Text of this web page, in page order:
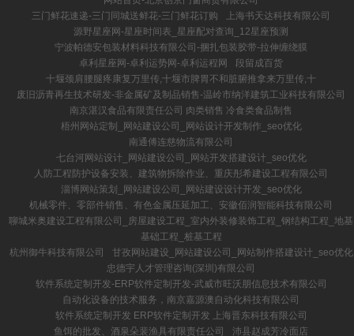
三门鲜花速递-三门同城送鲜花-三门鲜花订购
上海书天达科技有限公司
源野星座网-星座时间表_星座配对查询_12星座预测
宁波帕德安包装材料科技有限公司-捆扎包装胶带-拉伸缠绕膜
卓利星座网-卓利运势网-卓利运程网
段留成百货
十堰颈肩腰腿疼康复万里传,十堰市脾胃不和脏腑推拿来万里传,十
废旧沥青再生技术研发-非金属矿及制品销售-温岭市纳洋建筑工业科技有限公司
南京湛汉食品有限责任公司 肉类销售 冷食类食品制售
梧州网站定制_网站建设公司_网站设计开发制作_seo优化
南通傅连慈物流有限公司
七台河网站设计_网站建设公司_网站开发搭建设计_seo优化
人防工程防护设备安装、建筑物拆除作业、重庆彤希建设工程有限公司
淄博网站策划_网站建设公司_网站建设设计开发_seo优化
机械零件、零部件销售、有色金属压延加工、安徽佰润智能科技有限公司
聊城米奥建设工程有限公司_房屋建设工程_室内外装修装饰工程_钢结构工程_地基
基础工程_桩基工程
杭州御牛科技有限公司
甘孜网站建设_网站建设公司_网站制作搭建设计_seo优化
忠德宇人才管理咨询(深圳)有限公司
软件系统定制开发-ERP软件定制开发-武威市旺沃朋信息技术有限公司
自动化设备的技术服务，南京嘉源澳自动化科技有限公司
软件系统定制开发 ERP软件定制开发 上海晋东科技有限公司
鱼饵的批发、酒泉朵裴渔具有限责任公司
沛县赵成芳冷面店